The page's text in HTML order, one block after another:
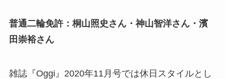
普通二輪免許：桐山照史さん・神山智洋さん・濱
田崇裕さん
雑誌『Oggi』2020年11月号では休日スタイルとし